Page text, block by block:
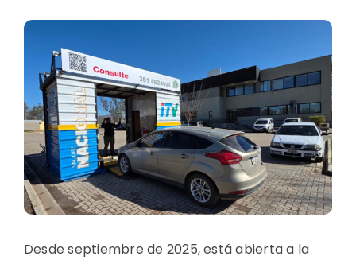
SEMACOR
Desde septiembre de 2025, está abierta a la